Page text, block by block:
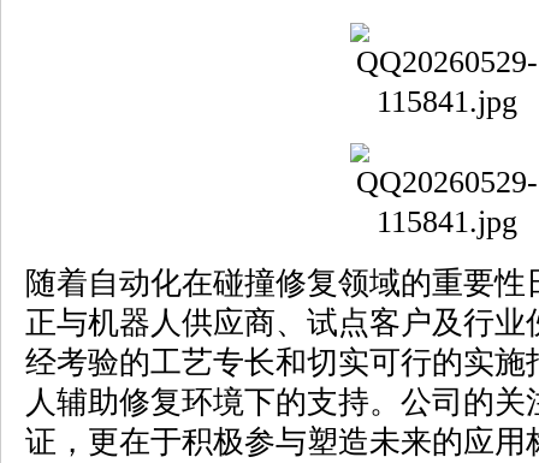
随着自动化在碰撞修复领域的重要
正与机器人供应商、试点客户及行
经考验的工艺专长和切实可行的实
人辅助修复环境下的支持。公司的
证，更在于积极参与塑造未来的应